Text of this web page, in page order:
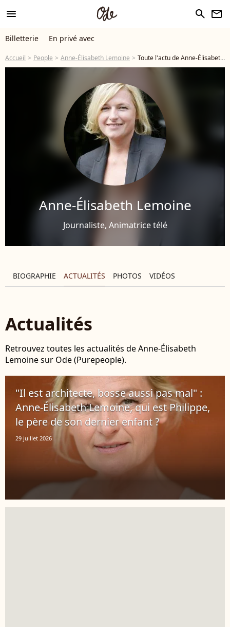
menu search newsletter
Billetterie En privé avec
Accueil People Anne-Élisabeth Lemoine Toute l'actu de Anne-Élisabeth Lemoine
Anne-Élisabeth Lemoine
Journaliste, Animatrice télé
BIOGRAPHIE ACTUALITÉS PHOTOS VIDÉOS
Actualités
Retrouvez toutes les actualités de Anne-Élisabeth
Lemoine sur Ode (Purepeople).
"Il est architecte, bosse aussi pas mal" :
Anne-Élisabeth Lemoine, qui est Philippe,
le père de son dernier enfant ?
29 juillet 2026